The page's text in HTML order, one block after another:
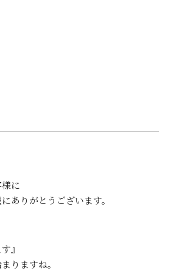
に
ありがとうございます。
』
りますね。